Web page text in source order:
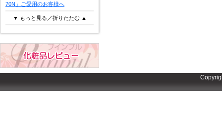
70N」ご愛用のお客様へ
▼ もっと見る／折りたたむ ▲